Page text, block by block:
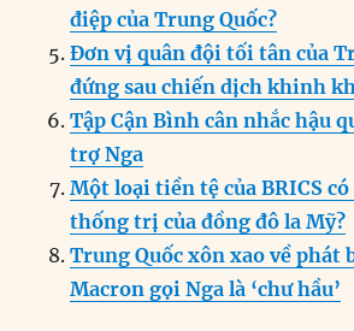
điệp của Trung Quốc?
Đơn vị quân đội tối tân của
đứng sau chiến dịch khinh
Tập Cận Bình cân nhắc hậu
trợ Nga
Một loại tiền tệ của BRICS có
thống trị của đồng đô la Mỹ?
Trung Quốc xôn xao về phát
Macron gọi Nga là ‘chư hầu’